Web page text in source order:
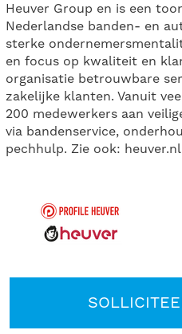
Heuver Group en is een
Nederlandse banden- en
sterke
en focus op kwaliteit en
organisatie betrouwbare
zakelijke klanten. Vanuit
200 medewerkers aan
via bandenservice,
pechhulp. Zie ook: